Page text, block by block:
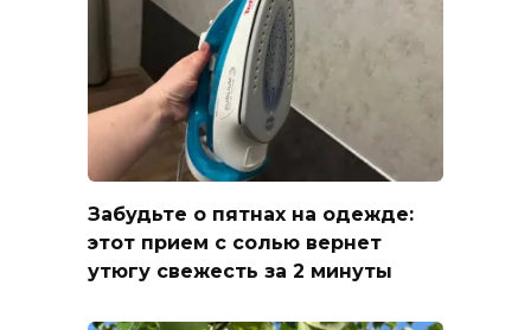
Забудьте о пятнах на одежде:
этот прием с солью вернет
утюгу свежесть за 2 минуты